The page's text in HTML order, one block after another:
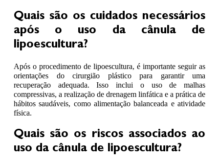
Quais são os cuidados necessários
após o uso da cânula de
lipoescultura?
Após o procedimento de lipoescultura, é importante seguir as
orientações do cirurgião plástico para garantir uma
recuperação adequada. Isso inclui o uso de malhas
compressivas, a realização de drenagem linfática e a prática de
hábitos saudáveis, como alimentação balanceada e atividade
física.
Quais são os riscos associados ao
uso da cânula de lipoescultura?